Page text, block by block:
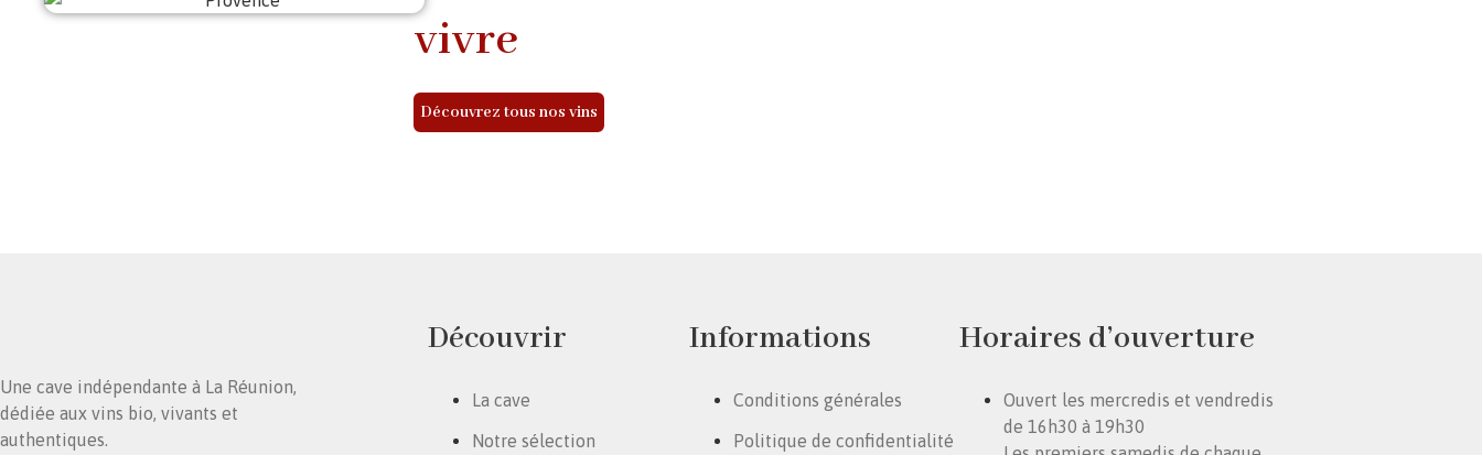
vivre
Découvrez tous nos vins
Une cave indépendante à La Réunion,
dédiée aux vins bio, vivants et
authentiques.
Découvrir
La cave
Notre sélection
Informations
Conditions générales
Politique de confidentialité
Horaires d’ouverture
Ouvert les mercredis et vendredis
de 16h30 à 19h30